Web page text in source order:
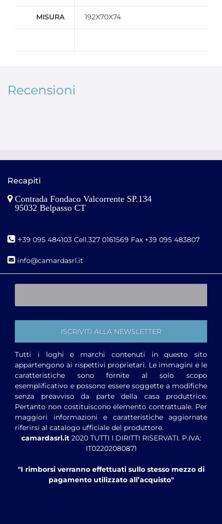
MISURA 192X70X74
Recensioni
Recapiti
Contrada Fondaco Valcorrente SP.134
95032 Belpasso CT
+39 095 484103 Cell.327 0161569 Fax +39 095 483807
info@camardasrl.it
Tutti i loghi e marchi contenuti in questo sito
appartengono ai rispettivi proprietari. Le immagini e le
caratteristiche sono fornite al solo scopo
esemplificativo e possono essere soggette a modifiche
senza preavviso da parte della casa produttrice.
Pertanto non costituiscono elemento contrattuale. Per
maggiori informazioni e caratteristiche aggiornate
riferirsi al catalogo ufficiale del produttore.
camardasrl.it2020 TUTTI I DIRITTI RISERVATI. P.IVA:
IT02202080871
"I rimborsi verranno effettuati sullo stesso mezzo di
pagamento utilizzato all’acquisto"